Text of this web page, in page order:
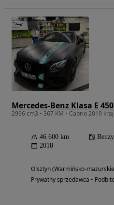
46 600 km
2018
Olsztyn (Warmińsko-
Prywatny sprzedawca • Podbite